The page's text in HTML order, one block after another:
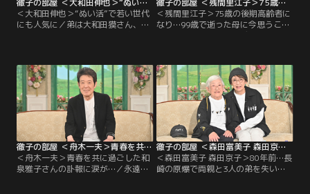
徹子の部屋 ＜大和田伸也＞“ぬい活”で若い世代にも人気に（2025/08/20放送分）
＜大和田伸也＞“ぬい活”で若い世代
にも人気に／弟は大和田獏さん、妻
も人気だという。それは、“ぬい
活”。実は大和田さん、ぬいぐるみ
が大好きで自宅には数えきれないほ
どのぬいぐるみをコレクション。
徹子の部屋 ＜残間里江子＞75歳の後期高齢者になり…99歳で逝った母に今思うこと（2025/08/19放送分）
＜残間里江子＞75歳の後期高齢者に
なり…99歳で逝った母に今思うこと
／イベントや出版プロデューサーと
が、今ではうまく病気と付き合って
いるという。そんな残間さんには10
年前に99歳で逝った母親がいた。
徹子の部屋 ＜舟木一夫＞青春を共に過ごした和泉雅子さんの訃報に涙が…（2025/08/18放送分）
＜舟木一夫＞青春を共に過ごした和
泉雅子さんの訃報に涙が…／永遠
徹子の部屋 ＜森田富美子 森田京子＞80年前…長崎の原爆で両親と3人の弟を失い（2025/08/15放送分）
＜森田富美子 森田京子＞80年前…長
崎の原爆で両親と3人の弟を失い／